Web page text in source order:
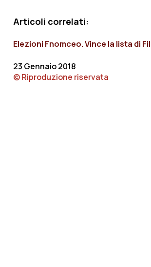
Articoli correlati:
Elezioni Fnomceo. Vince la lista di
23 Gennaio 2018
© Riproduzione riservata